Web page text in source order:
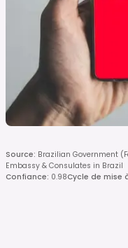
Source: Brazilian Government
Embassy & Consulates in Brazil
Confiance: 0.98Cycle de mise